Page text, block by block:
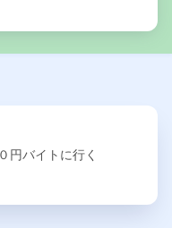
円バイトに行く